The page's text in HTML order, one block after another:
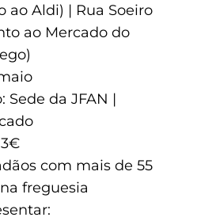
ao Aldi) | Rua Soeiro
ao Mercado do
Sede da JFAN |
com mais de 55
freguesia